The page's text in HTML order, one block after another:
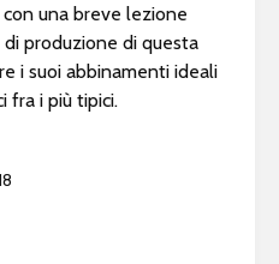
una breve lezione
produzione di questa
i suoi abbinamenti ideali
fra i più tipici.